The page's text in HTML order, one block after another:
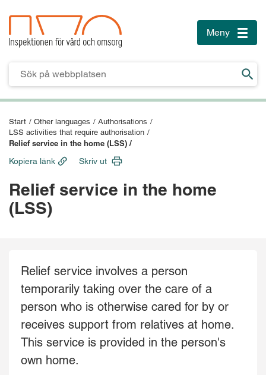
innehåll
sidfoten
Meny
Toggle
Start / Other languages / Authorisations /
LSS activities that require authorisation /
Relief service in the home (LSS) /
Kopiera länk
Skriv ut
Relief service in the home
(LSS)
Relief service involves a person
temporarily taking over the care of a
person who is otherwise cared for by or
receives support from relatives at home.
This service is provided in the person's
own home.